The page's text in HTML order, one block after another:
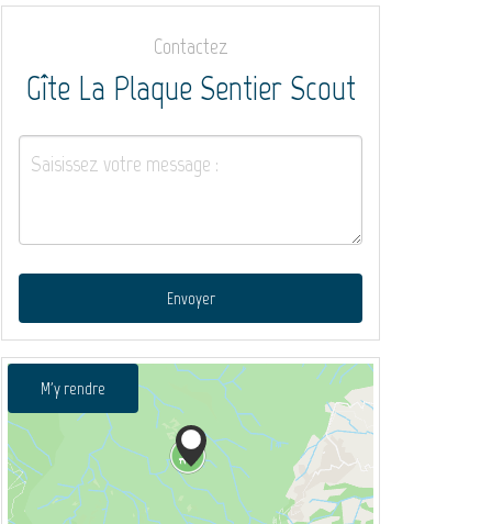
Contactez
Gîte La Plaque Sentier Scout
Envoyer
M'y rendre